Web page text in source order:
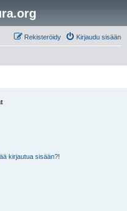
Kirjaudu sisään
Rekisteröidy
kirjautua sisään?!